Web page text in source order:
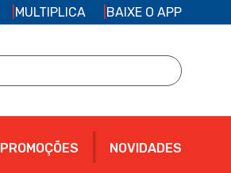
MULTIPLICA BAIXE O APP
PROMOÇÕES NOVIDADES